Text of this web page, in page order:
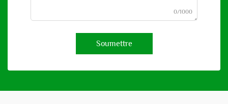
0/1000
Soumettre